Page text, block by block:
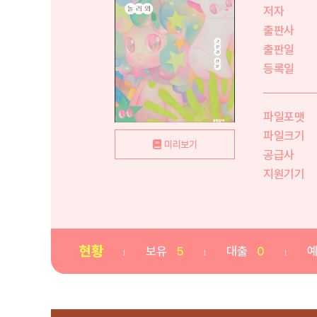
미리보기
저자
출판사
출판일
등록일
파일포맷
파일크기
공급사
지원기기
현황 보유 5 대출 0